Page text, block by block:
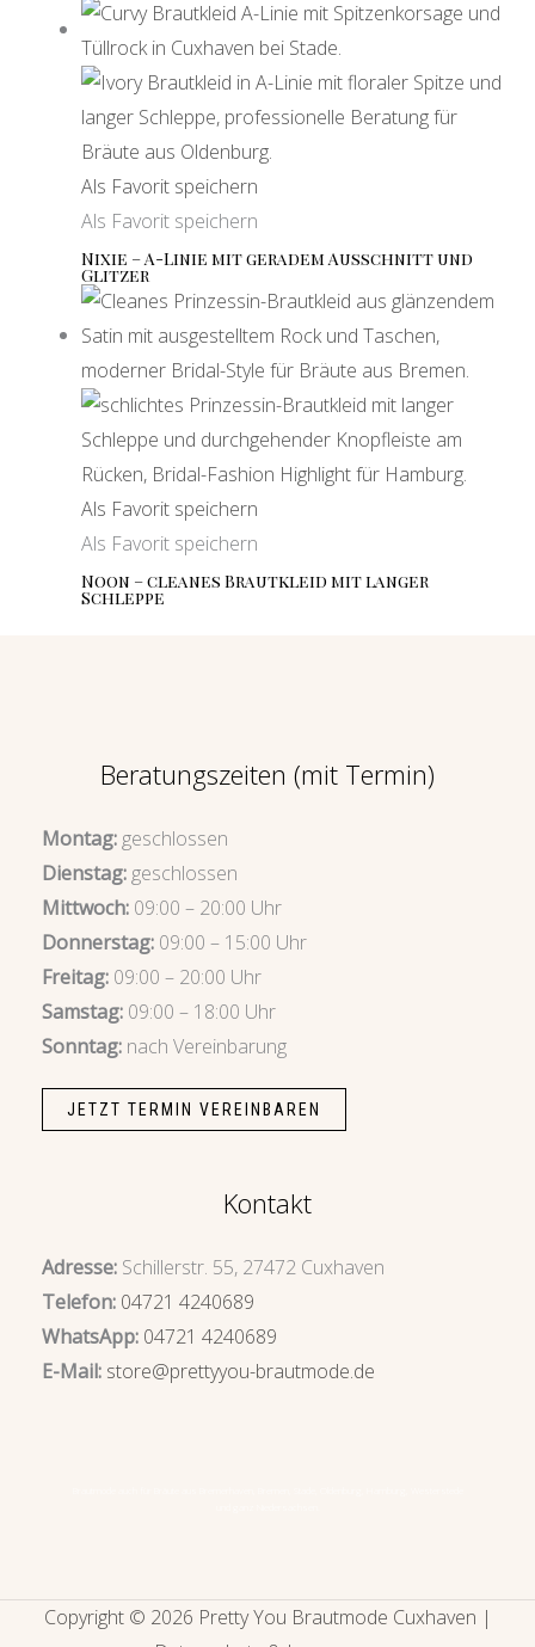
Als Favorit speichern
Als Favorit speichern
Nixie – A-Linie mit geradem Ausschnitt und
Glitzer
Als Favorit speichern
Als Favorit speichern
Noon – cleanes Brautkleid mit langer
Schleppe
Beratungszeiten (mit Termin)
Montag: geschlossen
Dienstag: geschlossen
Mittwoch: 09:00 – 20:00 Uhr
Donnerstag: 09:00 – 15:00 Uhr
Freitag: 09:00 – 20:00 Uhr
Samstag: 09:00 – 18:00 Uhr
Sonntag: nach Vereinbarung
JETZT TERMIN VEREINBAREN
Kontakt
Adresse: Schillerstr. 55, 27472 Cuxhaven
Telefon: 04721 4240689
WhatsApp: 04721 4240689
E-Mail: store@prettyyou-brautmode.de
Copyright © 2026 Pretty You Brautmode Cuxhaven |